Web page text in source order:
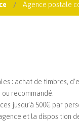
Agence postale
: achat de timbres,
recommandé.
jusqu’à 500€ par
et la disposition